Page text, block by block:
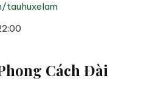
tauhuxelam
Cách Đài